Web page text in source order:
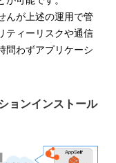
んが上述の運用で管
ティーリスクや通信
問わずアプリケーシ
ョンインストール